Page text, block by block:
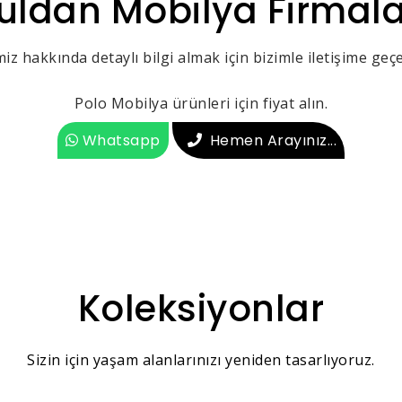
Mobilya
hakkında detaylı bilgi almak için bizimle iletişime
Polo Mobilya ürünleri için fiyat alın.
Whatsapp Hemen Arayınız...
Koleksiyonlar
Sizin için yaşam alanlarınızı yeniden tasarlıyoruz.